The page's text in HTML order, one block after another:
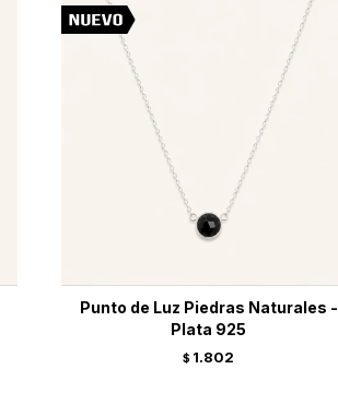
Punto de Luz Piedras Naturales -
Plata 925
$ 1.802